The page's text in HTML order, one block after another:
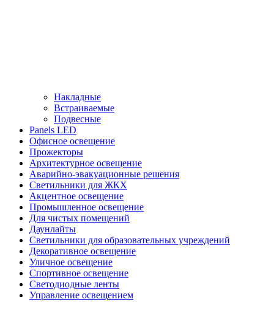
Накладные
Встраиваемые
Подвесные
Panels LED
Офисное освещение
Прожекторы
Архитектурное освещение
Аварийно-эвакуационные решения
Светильники для ЖКХ
Акцентное освещение
Промышленное освещение
Для чистых помещений
Даунлайты
Светильники для образовательных учреждений
Декоративное освещение
Уличное освещение
Спортивное освещение
Светодиодные ленты
Управление освещением